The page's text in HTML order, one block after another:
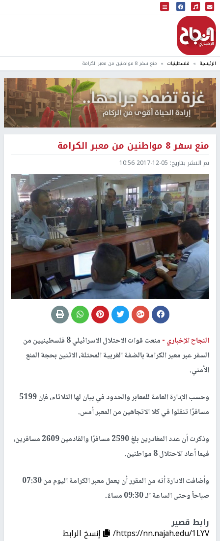
البث المباشر
إذاعة النجاح
الرئيسية فلسطينيات منع سفر 8 مواطنين من معبر الكرامة
منع سفر 8 مواطنين من معبر الكرامة
تم النشر بتاريخ: 2017-12-05 10:56
النجاح الإخباري -
منعت قوات الاحتلال الاسرائيلي 8 فلسطينيين من
السفر عبر معبر الكرامة بالضفة الغربية المحتلة، الاثنين بحجة المنع
الأمني.
وحسب الإدارة العامة للمعابر والحدود في بيان لها الثلاثاء، فإن 5199
مسافرًا تنقلوا في كلا الاتجاهين من المعبر أمس.
وذكرت أن عدد المغادرين بلغ 2590 مسافرًا والقادمين 2609 مسافرين،
فيما أعاد الاحتلال 8 مواطنين.
وأضافت الادارة أنه من المقرر أن يعمل معبر الكرامة اليوم من 07:30
صباحاً وحتى الساعة الـ 09:30 مساءً.
رابط قصير
https://nn.najah.edu/1LYV/ إنسخ الرابط